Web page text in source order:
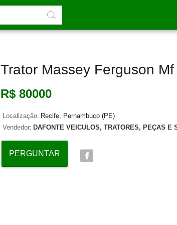
Trator Massey Ferguson
R$ 80000
Localização: Recife, Pernambuco (PE)
Vendedor: DAFONTE VEICULOS, TRATORES, PEÇAS E
PERGUNTAR